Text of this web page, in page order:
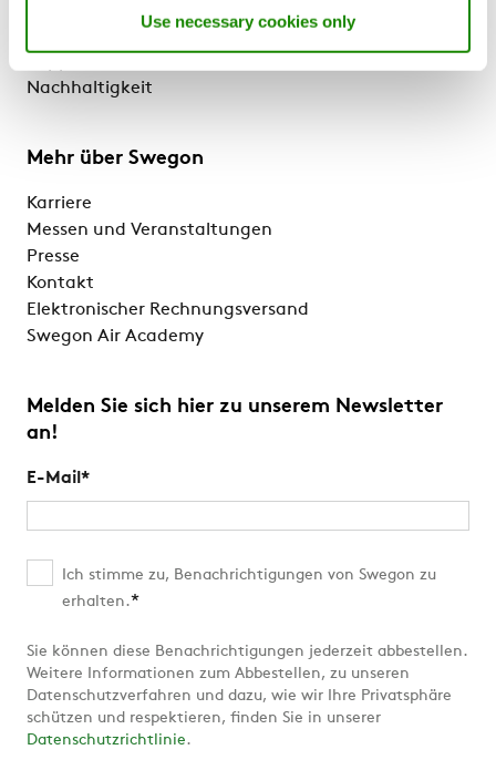
Use necessary cookies only
Nachhaltigkeit
Mehr über Swegon
Karriere
Messen und Veranstaltungen
Presse
Kontakt
Elektronischer Rechnungsversand
Swegon Air Academy
Melden Sie sich hier zu unserem Newsletter
an!
E-Mail *
Ich stimme zu, Benachrichtigungen von Swegon zu
erhalten.*
Sie können diese Benachrichtigungen jederzeit abbestellen.
Weitere Informationen zum Abbestellen, zu unseren
Datenschutzverfahren und dazu, wie wir Ihre Privatsphäre
schützen und respektieren, finden Sie in unserer
Datenschutzrichtlinie.